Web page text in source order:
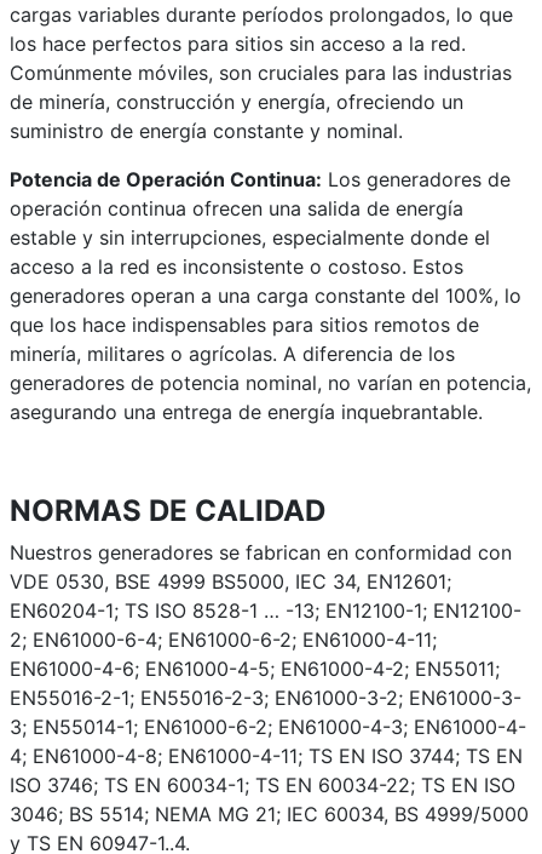
cargas variables durante períodos prolongados, lo que
los hace perfectos para sitios sin acceso a la red.
Comúnmente móviles, son cruciales para las industrias
de minería, construcción y energía, ofreciendo un
suministro de energía constante y nominal.
Potencia de Operación Continua: Los generadores de
operación continua ofrecen una salida de energía
estable y sin interrupciones, especialmente donde el
acceso a la red es inconsistente o costoso. Estos
generadores operan a una carga constante del 100%, lo
que los hace indispensables para sitios remotos de
minería, militares o agrícolas. A diferencia de los
generadores de potencia nominal, no varían en potencia,
asegurando una entrega de energía inquebrantable.
NORMAS DE CALIDAD
Nuestros generadores se fabrican en conformidad con
VDE 0530, BSE 4999 BS5000, IEC 34, EN12601;
EN60204-1; TS ISO 8528-1 … -13; EN12100-1; EN12100-
2; EN61000-6-4; EN61000-6-2; EN61000-4-11;
EN61000-4-6; EN61000-4-5; EN61000-4-2; EN55011;
EN55016-2-1; EN55016-2-3; EN61000-3-2; EN61000-3-
3; EN55014-1; EN61000-6-2; EN61000-4-3; EN61000-4-
4; EN61000-4-8; EN61000-4-11; TS EN ISO 3744; TS EN
ISO 3746; TS EN 60034-1; TS EN 60034-22; TS EN ISO
3046; BS 5514; NEMA MG 21; IEC 60034, BS 4999/5000
y TS EN 60947-1..4.